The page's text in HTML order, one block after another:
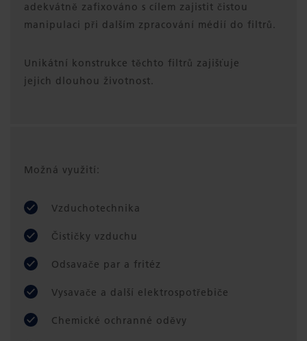
adekvátně zafixováno s cílem zajistit čistou
manipulaci při dalším zpracování médií do filtrů.
Unikátní konstrukce těchto filtrů zajišťuje
jejich dlouhou životnost.
Možná využití:
Vzduchotechnika
Čističky vzduchu
Odsavače par a fritéz
Vysavače a další elektrospotřebiče
Chemické ochranné oděvy